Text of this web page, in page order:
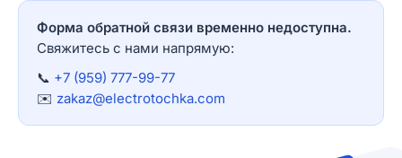
Форма обратной связи временно недоступна.
Свяжитесь с нами напрямую:
📞 +7 (959) 777-99-77
✉️ zakaz@electrotochka.com